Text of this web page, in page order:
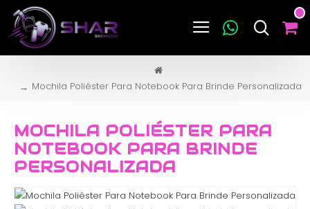
Mochila Poliéster Para Notebook Para Brinde Personalizada
MOCHILA POLIÉSTER PARA
NOTEBOOK PARA BRINDE
PERSONALIZADA